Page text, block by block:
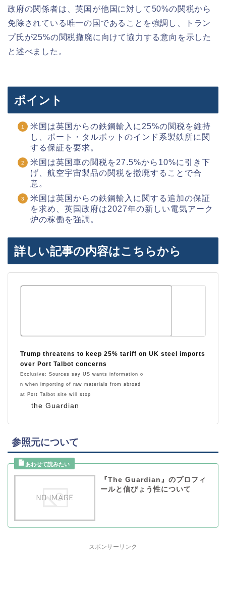
政府の関係者は、英国が他国に対して50%の関税から
免除されている唯一の国であることを強調し、トラン
プ氏が25%の関税撤廃に向けて協力する意向を示した
と述べました。
ポイント
米国は英国からの鉄鋼輸入に25%の関税を維持
し、ポート・タルボットのインド系製鉄所に関
する保証を要求。
米国は英国車の関税を27.5%から10%に引き下
げ、航空宇宙製品の関税を撤廃することで合
意。
米国は英国からの鉄鋼輸入に関する追加の保証
を求め、英国政府は2027年の新しい電気アーク
炉の稼働を強調。
詳しい記事の内容はこちらから
the Guardian
Trump threatens to keep 25% tariff on UK steel imports
over Port Talbot concerns
Exclusive: Sources say US wants information o
n when importing of raw materials from abroad
at Port Talbot site will stop
参照元について
『The Guardian』のプロフィ
ールと信ぴょう性について
スポンサーリンク